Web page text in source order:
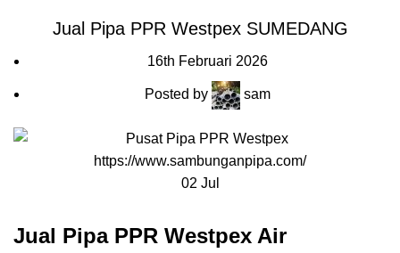
Jual Pipa PPR Westpex SUMEDANG
16th Februari 2026
Posted by sam
02 Jul
Jual Pipa PPR Westpex Air